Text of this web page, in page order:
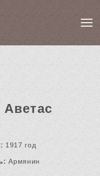
Аветас
1917 год
Армянин